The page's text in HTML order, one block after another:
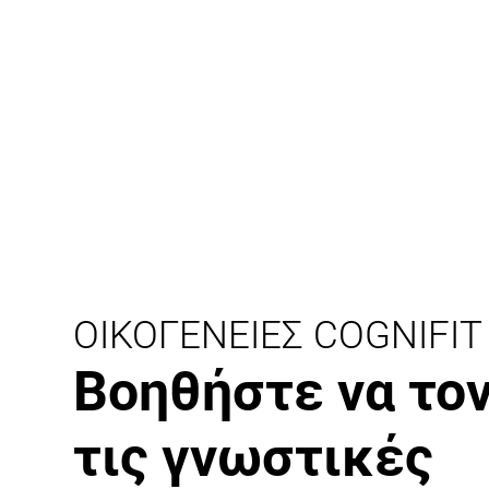
ΟΙΚΟΓΈΝΕΙΕΣ COGNIFIT
Βοηθήστε να
τις γνωστικές